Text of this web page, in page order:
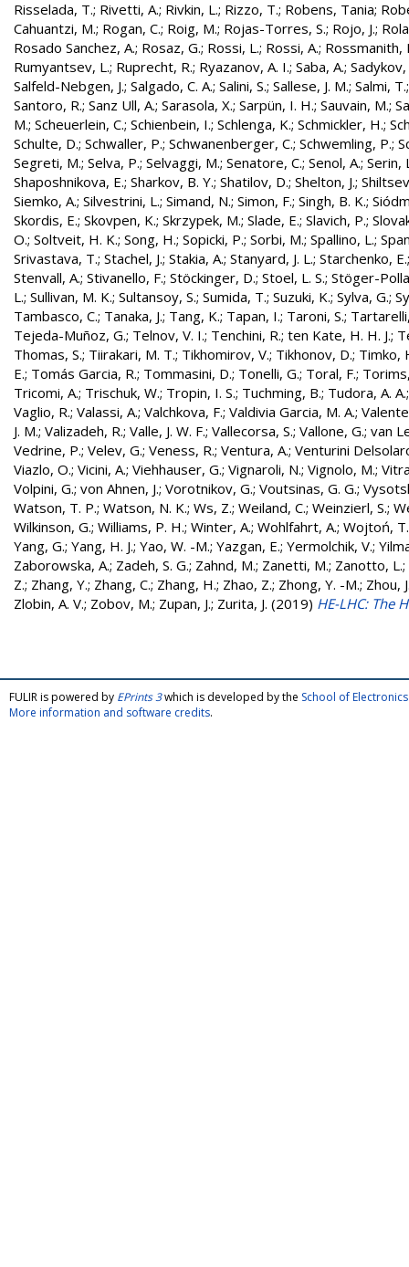
Risselada, T.; Rivetti, A.; Rivkin, L.; Rizzo, T.; Robens, Tania;
Cahuantzi, M.; Rogan, C.; Roig, M.; Rojas-Torres, S.; Rojo, J.;
Rosado Sanchez, A.; Rosaz, G.; Rossi, L.; Rossi, A.; Rossmanith,
Rumyantsev, L.; Ruprecht, R.; Ryazanov, A. I.; Saba, A.; Sadykov,
Salfeld-Nebgen, J.; Salgado, C. A.; Salini, S.; Sallese, J. M.; Salmi, T.
Santoro, R.; Sanz Ull, A.; Sarasola, X.; Sarpün, I. H.; Sauvain, M.;
M.; Scheuerlein, C.; Schienbein, I.; Schlenga, K.; Schmickler, H.;
Schulte, D.; Schwaller, P.; Schwanenberger, C.; Schwemling, P.;
Segreti, M.; Selva, P.; Selvaggi, M.; Senatore, C.; Senol, A.; Serin,
Shaposhnikova, E.; Sharkov, B. Y.; Shatilov, D.; Shelton, J.;
Siemko, A.; Silvestrini, L.; Simand, N.; Simon, F.; Singh, B. K.;
Skordis, E.; Skovpen, K.; Skrzypek, M.; Slade, E.; Slavich, P.;
O.; Soltveit, H. K.; Song, H.; Sopicki, P.; Sorbi, M.; Spallino, L.;
Srivastava, T.; Stachel, J.; Stakia, A.; Stanyard, J. L.; Starchenko, E.
Stenvall, A.; Stivanello, F.; Stöckinger, D.; Stoel, L. S.; Stöger-
L.; Sullivan, M. K.; Sultansoy, S.; Sumida, T.; Suzuki, K.; Sylva, G.;
Tambasco, C.; Tanaka, J.; Tang, K.; Tapan, I.; Taroni, S.;
Tejeda-Muñoz, G.; Telnov, V. I.; Tenchini, R.; ten Kate, H. H. J.;
Thomas, S.; Tiirakari, M. T.; Tikhomirov, V.; Tikhonov, D.; Timko,
E.; Tomás Garcia, R.; Tommasini, D.; Tonelli, G.; Toral, F.;
Tricomi, A.; Trischuk, W.; Tropin, I. S.; Tuchming, B.; Tudora, A. A.
Vaglio, R.; Valassi, A.; Valchkova, F.; Valdivia Garcia, M. A.;
J. M.; Valizadeh, R.; Valle, J. W. F.; Vallecorsa, S.; Vallone, G.; van
Vedrine, P.; Velev, G.; Veness, R.; Ventura, A.; Venturini
Viazlo, O.; Vicini, A.; Viehhauser, G.; Vignaroli, N.; Vignolo, M.;
Volpini, G.; von Ahnen, J.; Vorotnikov, G.; Voutsinas, G. G.;
Watson, T. P.; Watson, N. K.; Ws, Z.; Weiland, C.; Weinzierl, S.;
Wilkinson, G.; Williams, P. H.; Winter, A.; Wohlfahrt, A.; Wojtoń, T.
Yang, G.; Yang, H. J.; Yao, W. -M.; Yazgan, E.; Yermolchik, V.;
Zaborowska, A.; Zadeh, S. G.; Zahnd, M.; Zanetti, M.; Zanotto, L.;
Z.; Zhang, Y.; Zhang, C.; Zhang, H.; Zhao, Z.; Zhong, Y. -M.; Zhou,
Zlobin, A. V.; Zobov, M.; Zupan, J.; Zurita, J. (2019) HE-LHC: The
FULIR is powered by EPrints 3which is developed by the School of
More information and software credits.